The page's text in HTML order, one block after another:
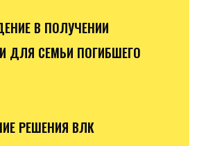
В ПОЛУЧЕНИИ
ДЛЯ СЕМЬИ ПОГИБШЕГО
РЕШЕНИЯ ВЛК